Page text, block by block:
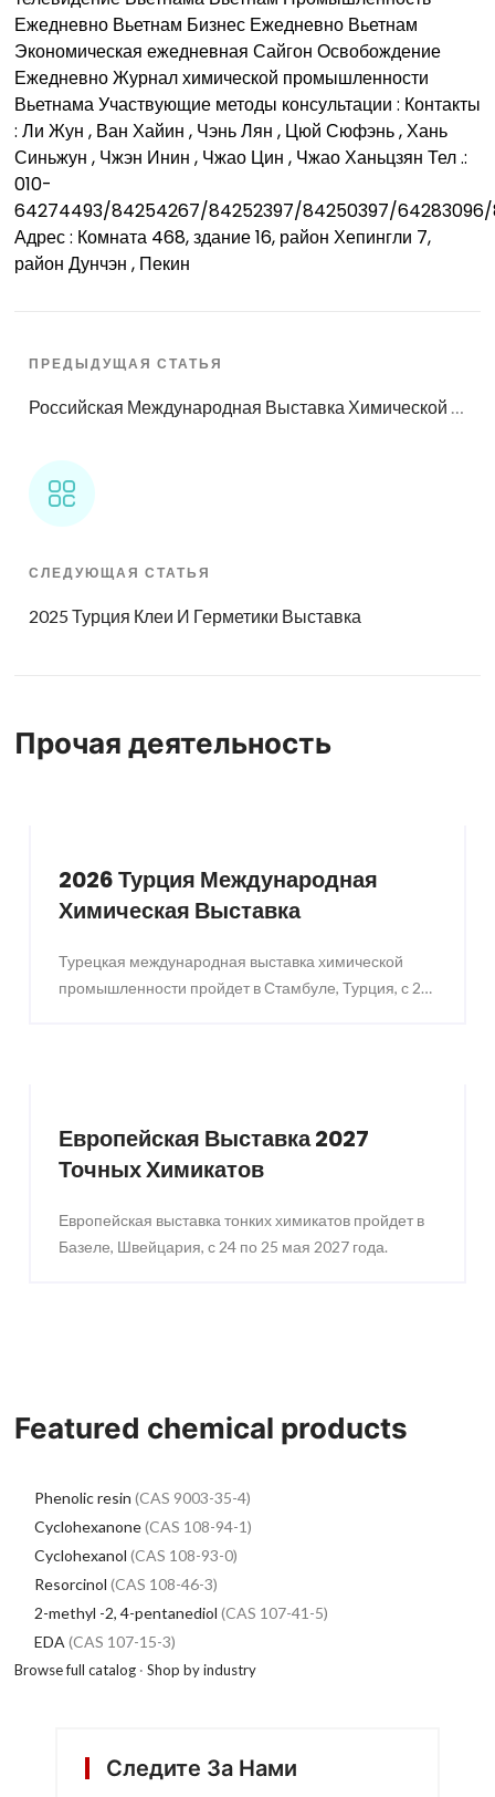
Ежедневно Вьетнам Бизнес Ежедневно Вьетнам
Экономическая ежедневная Сайгон Освобождение
Ежедневно Журнал химической промышленности
Вьетнама Участвующие методы консультации : Контакты
: Ли Жун , Ван Хайин , Чэнь Лян , Цюй Сюфэнь , Хань
Синьжун , Чжэн Инин , Чжао Цин , Чжао Ханьцзян Тел .:
010-
64274493/84254267/84252397/84250397/
Адрес : Комната 468, здание 16, район Хепингли 7,
район Дунчэн , Пекин
ПРЕДЫДУЩАЯ СТАТЬЯ
Российская Международная Выставка Химической Промышленности 2025 (ХИМИЯ)
СЛЕДУЮЩАЯ СТАТЬЯ
2025 Турция Клеи И Герметики Выставка
Прочая деятельность
2026 Турция Международная
Химическая Выставка
Турецкая международная выставка химической
промышленности пройдет в Стамбуле, Турция, с 25
Европейская Выставка 2027
Точных Химикатов
Европейская выставка тонких химикатов пройдет в
Базеле, Швейцария, с 24 по 25 мая 2027 года.
Featured chemical products
Phenolic resin (CAS 9003-35-4)
Cyclohexanone(CAS 108-94-1)
Cyclohexanol (CAS 108-93-0)
Resorcinol (CAS 108-46-3)
2-methyl -2, 4-pentanediol (CAS 107-41-5)
EDA (CAS 107-15-3)
Browse full catalog · Shop by industry
Следите За Нами